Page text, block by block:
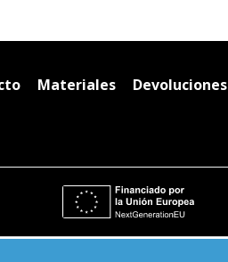
Materiales Devoluciones